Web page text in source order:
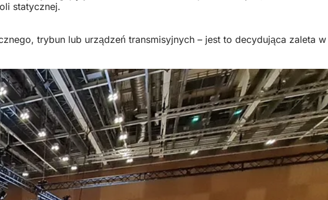
statycznej.
trybun lub urządzeń transmisyjnych – jest to decydująca zaleta w